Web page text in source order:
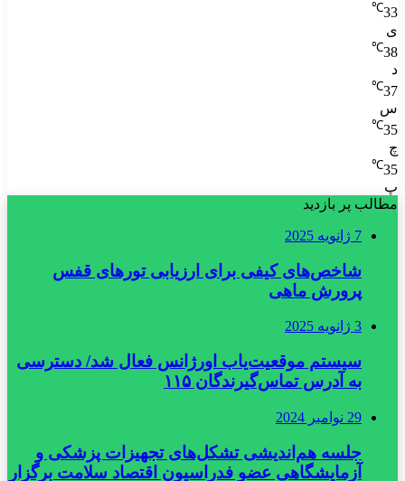
33
℃
ی
38
℃
د
37
℃
س
35
℃
چ
35
℃
پ
مطالب پر بازدید
7 ژانویه 2025
شاخص‌های کیفی برای ارزیابی تورهای قفس
پرورش ماهی
3 ژانویه 2025
سیستم موقعیت‌یاب اورژانس فعال شد/ دسترسی
به آدرس تماس‌گیرندگان ۱۱۵
29 نوامبر 2024
جلسه هم‌اندیشی تشکل‌های تجهیزات پزشکی و
آزمایشگاهی عضو فدراسیون اقتصاد سلامت برگزار